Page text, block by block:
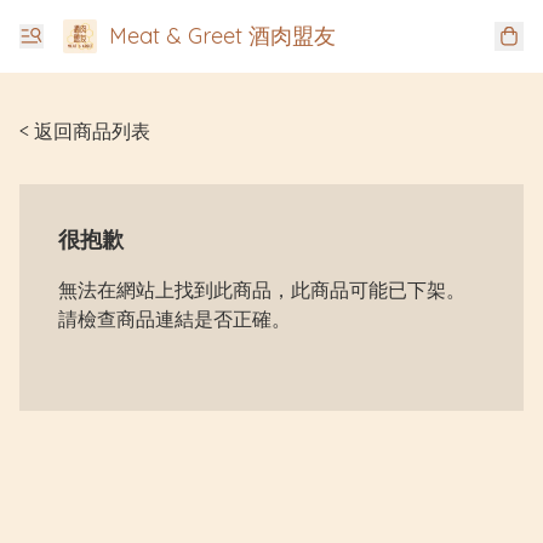
Meat & Greet 酒肉盟友
< 返回商品列表
很抱歉
無法在網站上找到此商品，此商品可能已下架。
請檢查商品連結是否正確。